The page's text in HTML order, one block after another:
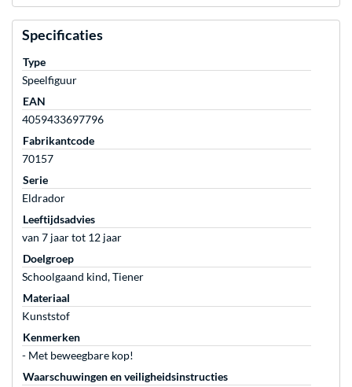
Specificaties
Type
Speelfiguur
EAN
4059433697796
Fabrikantcode
70157
Serie
Eldrador
Leeftijdsadvies
van 7 jaar tot 12 jaar
Doelgroep
Schoolgaand kind, Tiener
Materiaal
Kunststof
Kenmerken
- Met beweegbare kop!
Waarschuwingen en veiligheidsinstructies